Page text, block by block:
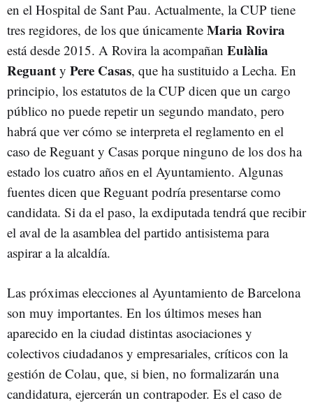
en el Hospital de Sant Pau. Actualmente, la CUP tiene
tres regidores, de los que únicamente Maria Rovira
está desde 2015. A Rovira la acompañan Eulàlia
Reguant y Pere Casas, que ha sustituido a Lecha. En
principio, los estatutos de la CUP dicen que un cargo
público no puede repetir un segundo mandato, pero
habrá que ver cómo se interpreta el reglamento en el
caso de Reguant y Casas porque ninguno de los dos ha
estado los cuatro años en el Ayuntamiento. Algunas
fuentes dicen que Reguant podría presentarse como
candidata. Si da el paso, la exdiputada tendrá que recibir
el aval de la asamblea del partido antisistema para
aspirar a la alcaldía.
Las próximas elecciones al Ayuntamiento de Barcelona
son muy importantes. En los últimos meses han
aparecido en la ciudad distintas asociaciones y
colectivos ciudadanos y empresariales, críticos con la
gestión de Colau, que, si bien, no formalizarán una
candidatura, ejercerán un contrapoder. Es el caso de